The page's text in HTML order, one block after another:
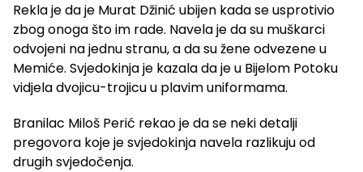
Rekla je da je Murat Džinić ubijen kada se usprotivio
zbog onoga što im rade. Navela je da su muškarci
odvojeni na jednu stranu, a da su žene odvezene u
Memiće. Svjedokinja je kazala da je u Bijelom Potoku
vidjela dvojicu-trojicu u plavim uniformama.
Branilac Miloš Perić rekao je da se neki detalji
pregovora koje je svjedokinja navela razlikuju od
drugih svjedočenja.